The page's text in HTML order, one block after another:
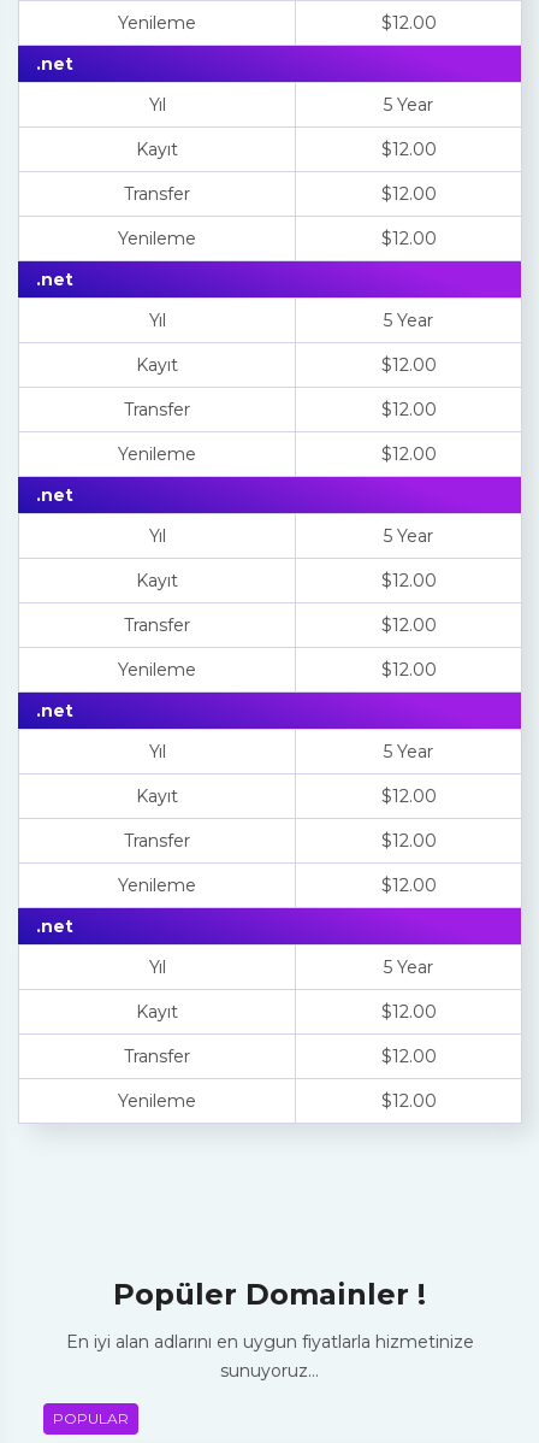
Yenileme
$12.00
.net
Yıl
5 Year
Kayıt $12.00
Transfer $12.00
Yenileme
$12.00
.net
Yıl
5 Year
Kayıt $12.00
Transfer $12.00
Yenileme
$12.00
.net
Yıl
5 Year
Kayıt $12.00
Transfer $12.00
Yenileme
$12.00
.net
Yıl
5 Year
Kayıt $12.00
Transfer $12.00
Yenileme
$12.00
.net
Yıl
5 Year
Kayıt $12.00
Transfer $12.00
Yenileme $12.00
Popüler Domainler !
En iyi alan adlarını en uygun fiyatlarla hizmetinize
sunuyoruz…
POPULAR